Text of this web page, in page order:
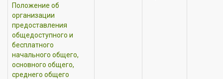
Положение об
организации
предоставления
общедоступного и
бесплатного
начального общего,
основного общего,
среднего общего